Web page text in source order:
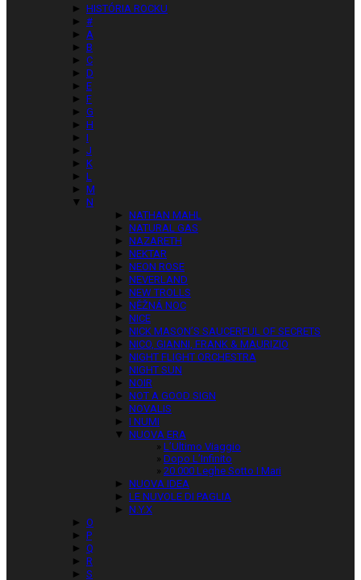
► HISTÓRIA ROCKU
► #
► A
► B
► C
► D
► E
► F
► G
► H
► I
► J
► K
► L
► M
▼ N
► NATHAN MAHL
► NATURAL GAS
► NAZARETH
► NEKTAR
► NEON ROSE
► NEVERLAND
► NEW TROLLS
► NĚŽNÁ NOC
► NICE
► NICK MASON’S SAUCERFUL OF SECRETS
► NICO, GIANNI, FRANK & MAURIZIO
► NIGHT FLIGHT ORCHESTRA
► NIGHT SUN
► NOIR
► NOT A GOOD SIGN
► NOVALIS
► I NUMI
▼ NUOVA ERA
L’Ultimo Viaggio
Dopo L’Infinito
20.000 Leghe Sotto I Mari
► NUOVA IDEA
► LE NUVOLE DI PAGLIA
► N.Y.X
► O
► P
► Q
► R
► S